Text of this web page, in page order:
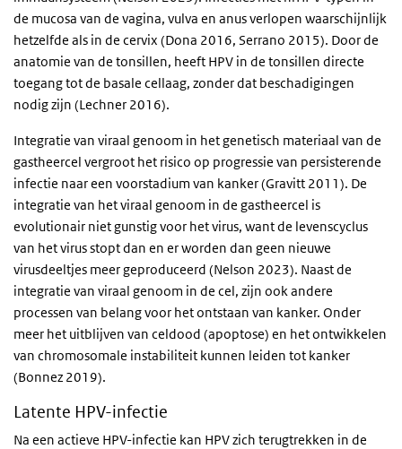
de mucosa van de vagina, vulva en anus verlopen waarschijnlijk
hetzelfde als in de cervix (Dona 2016, Serrano 2015). Door de
anatomie van de tonsillen, heeft HPV in de tonsillen directe
toegang tot de basale cellaag, zonder dat beschadigingen
nodig zijn (Lechner 2016).
Integratie van viraal genoom in het genetisch materiaal van de
gastheercel vergroot het risico op progressie van persisterende
infectie naar een voorstadium van kanker (Gravitt 2011). De
integratie van het viraal genoom in de gastheercel is
evolutionair niet gunstig voor het virus, want de levenscyclus
van het virus stopt dan en er worden dan geen nieuwe
virusdeeltjes meer geproduceerd (Nelson 2023). Naast de
integratie van viraal genoom in de cel, zijn ook andere
processen van belang voor het ontstaan van kanker. Onder
meer het uitblijven van celdood (apoptose) en het ontwikkelen
van chromosomale instabiliteit kunnen leiden tot kanker
(Bonnez 2019).
Latente HPV-infectie
Na een actieve HPV-infectie kan HPV zich terugtrekken in de